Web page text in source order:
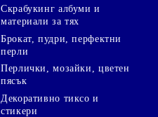
Скрабукинг албуми и
материали за тях
Брокат, пудри, перфектни
перли
Перлички, мозайки, цветен
пясък
Декоративно тиксо и
стикери